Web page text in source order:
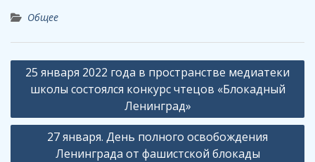
Общее
Навигация
25 января 2022 года в пространстве медиатеки
школы состоялся конкурс чтецов «Блокадный
Ленинград»
27 января. День полного освобождения
Ленинграда от фашистской блокады